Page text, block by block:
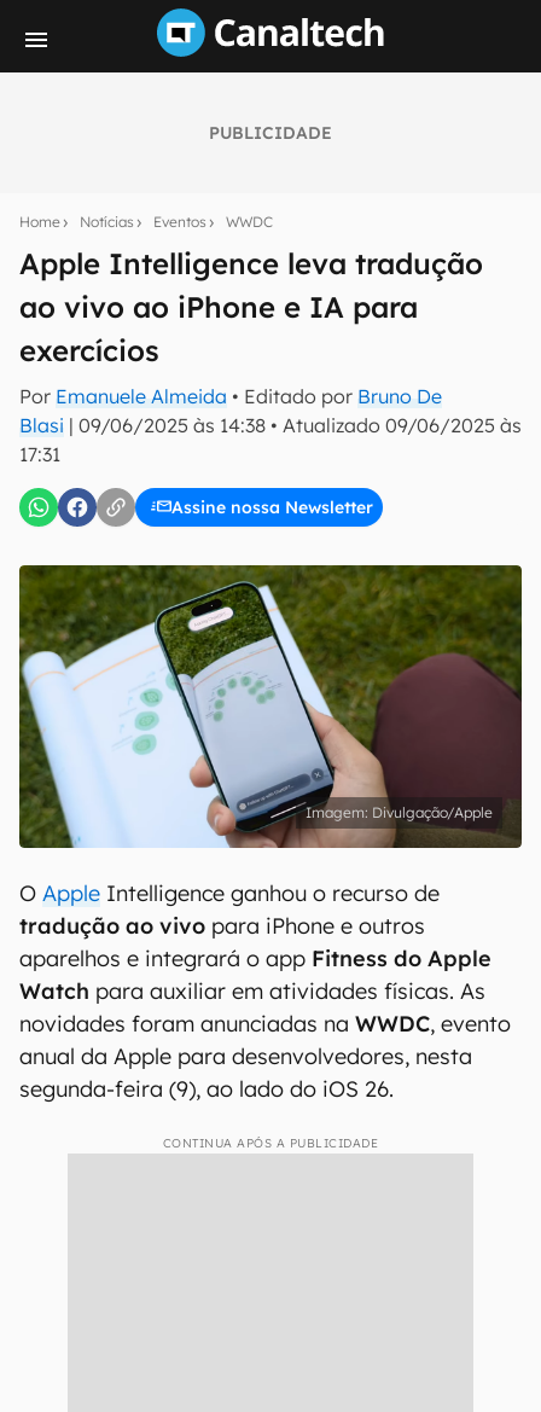
PUBLICIDADE
Home Notícias Eventos WWDC
Apple Intelligence leva tradução
ao vivo ao iPhone e IA para
exercícios
Por Emanuele Almeida • Editado por Bruno De
Blasi | 09/06/2025 às 14:38 • Atualizado 09/06/2025 às
17:31
Assine nossa Newsletter
notícias e reviews sobre tecnologia em primeira
mão.
E-mail
inscreva-se
Uso e Política de Privacidade do Canaltech.
Divulgação/Apple
O Apple Intelligence ganhou o recurso de
tradução ao vivo para iPhone e outros
aparelhos e integrará o app Fitness do Apple
Watch para auxiliar em atividades físicas. As
novidades foram anunciadas na WWDC, evento
anual da Apple para desenvolvedores, nesta
segunda-feira (9), ao lado do iOS 26.
CONTINUA APÓS A PUBLICIDADE